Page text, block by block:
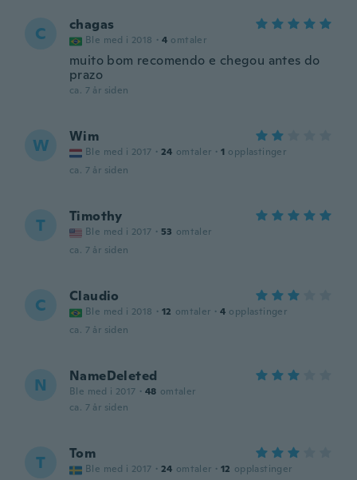
C chagas
Ble med i 2018 · 4 omtaler
muito bom recomendo e chegou antes do
prazo
ca. 7 år siden
W Wim
Ble med i 2017 · 24 omtaler · 1 opplastinger
ca. 7 år siden
T Timothy
Ble med i 2017 · 53 omtaler
ca. 7 år siden
C Claudio
Ble med i 2018 · 12 omtaler · 4 opplastinger
ca. 7 år siden
N NameDeleted
Ble med i 2017 · 48 omtaler
ca. 7 år siden
T Tom
Ble med i 2017 · 24 omtaler · 12 opplastinger